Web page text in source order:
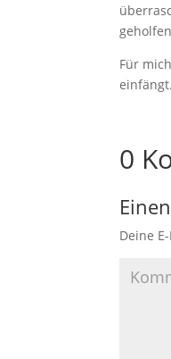
Für
0
Deine